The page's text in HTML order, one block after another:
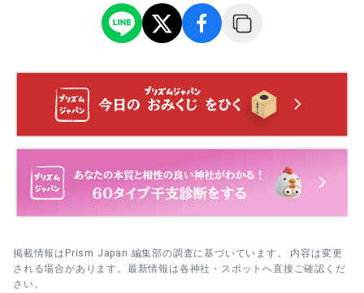
掲載情報はPrism Japan 編集部の調査に基づいています。 内容は変更
される場合があります。最新情報は各神社・スポットへ直接ご確認くだ
さい。